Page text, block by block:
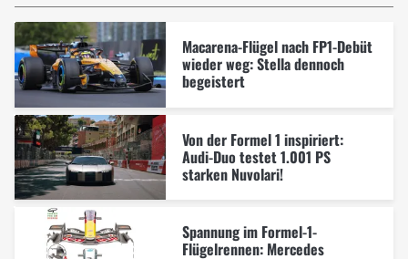
Macarena-Flügel nach FP1-Debüt
wieder weg: Stella dennoch
begeistert
Von der Formel 1 inspiriert:
Audi-Duo testet 1.001 PS
starken Nuvolari!
Spannung im Formel-1-
Flügelrennen: Mercedes